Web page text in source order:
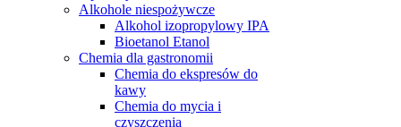
Alkohole niespożywcze
Alkohol izopropylowy IPA
Bioetanol Etanol
Chemia dla gastronomii
Chemia do ekspresów do
kawy
Chemia do mycia i
czyszczenia